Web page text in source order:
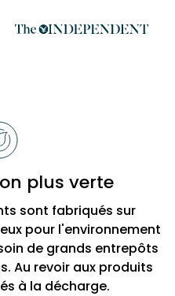
plus verte
sont fabriqués sur
pour l'environnement
de grands entrepôts
Au revoir aux produits
à la décharge.